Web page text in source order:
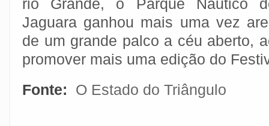
rio Grande, o Parque Náutico
Jaguara ganhou mais uma vez
de um grande palco a céu aberto,
promover mais uma edição do
Fonte:
O Estado do Triângulo